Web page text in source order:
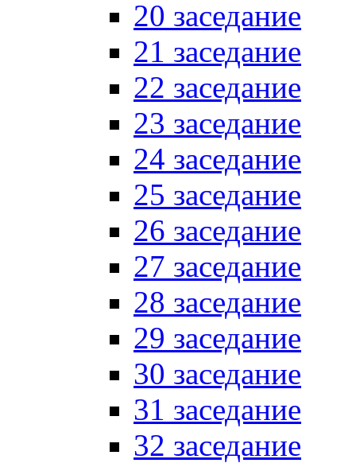
20 заседание
21 заседание
22 заседание
23 заседание
24 заседание
25 заседание
26 заседание
27 заседание
28 заседание
29 заседание
30 заседание
31 заседание
32 заседание